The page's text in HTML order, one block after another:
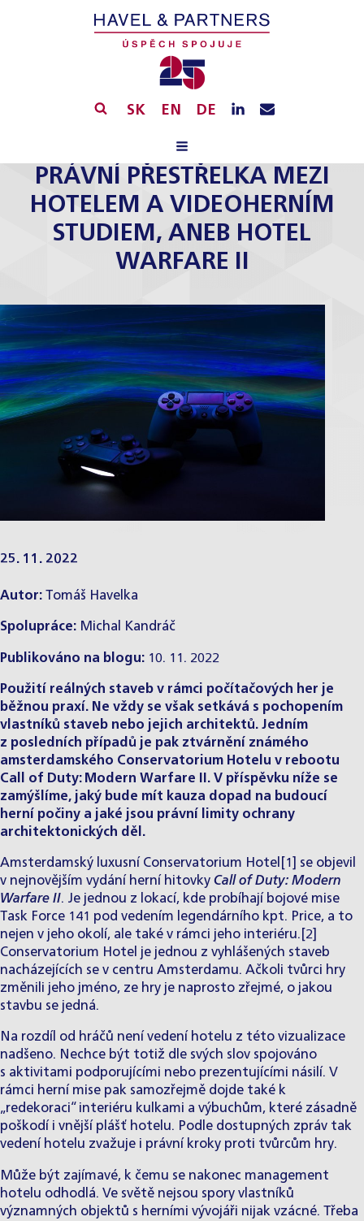
SK EN DE
PRÁVNÍ PŘESTŘELKA MEZI
HOTELEM A VIDEOHERNÍM
STUDIEM, ANEB HOTEL
WARFARE II
25. 11. 2022
Autor: Tomáš Havelka
Spolupráce: Michal Kandráč
Publikováno na blogu: 10. 11. 2022
Použití reálných staveb v rámci počítačových her je
běžnou praxí. Ne vždy se však setkává s pochopením
vlastníků staveb nebo jejich architektů. Jedním
z posledních případů je pak ztvárnění známého
amsterdamského Conservatorium Hotelu v rebootu
Call of Duty: Modern Warfare II. V příspěvku níže se
zamýšlíme, jaký bude mít kauza dopad na budoucí
herní počiny a jaké jsou právní limity ochrany
architektonických děl.
Amsterdamský luxusní Conservatorium Hotel [1]
se objevil
v nejnovějším vydání herní hitovky Call of Duty: Modern
Warfare II. Je jednou z lokací, kde probíhají bojové mise
Task Force 141 pod vedením legendárního kpt. Price, a to
nejen v jeho okolí, ale také v rámci jeho interiéru. [2]
Conservatorium Hotel je jednou z vyhlášených staveb
nacházejících se v centru Amsterdamu. Ačkoli tvůrci hry
změnili jeho jméno, ze hry je naprosto zřejmé, o jakou
stavbu se jedná.
Na rozdíl od hráčů není vedení hotelu z této vizualizace
nadšeno. Nechce být totiž dle svých slov spojováno
s aktivitami podporujícími nebo prezentujícími násilí. V
rámci herní mise pak samozřejmě dojde také k
„redekoraci“ interiéru kulkami a výbuchům, které zásadně
poškodí i vnější plášť hotelu. Podle dostupných zpráv tak
vedení hotelu zvažuje i právní kroky proti tvůrcům hry.
Může být zajímavé, k čemu se nakonec management
hotelu odhodlá. Ve světě nejsou spory vlastníků
významných objektů s herními vývojáři nijak vzácné. Třeba